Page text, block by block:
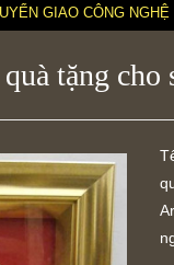
GIAO CÔNG NGHỆ
tặng